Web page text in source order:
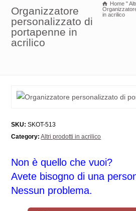
Organizzatore
personalizzato di
portapenne in
acrilico
Home "
in acrilico
SKU: SKOT-513
Category: Altri prodotti in acrilico
Non è quello che vuoi?
Avete bisogno di una
Nessun problema.